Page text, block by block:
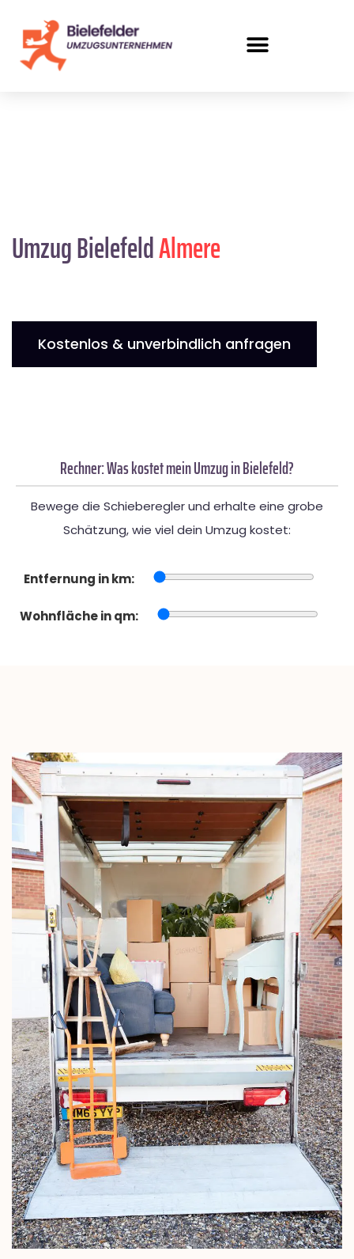
Umzug BielefeldAlmere
Kostenlos & unverbindlich anfragen
Rechner: Was kostet mein Umzug in Bielefeld?
Bewege die Schieberegler und erhalte eine grobe
Schätzung, wie viel dein Umzug kostet:
Entfernung in km:
Wohnfläche in qm: